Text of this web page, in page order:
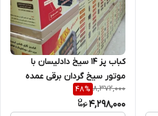
کباب پز ۱۴ سیخ دادلیسان با
موتور سیخ گردان برقی عمده
8,372,000
48%
4,298,000